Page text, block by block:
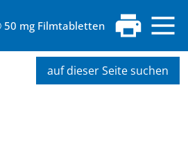
50 mg Filmtabletten
auf dieser Seite suchen